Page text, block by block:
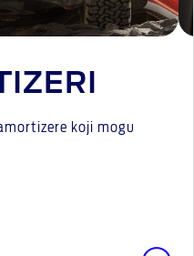
koji mogu